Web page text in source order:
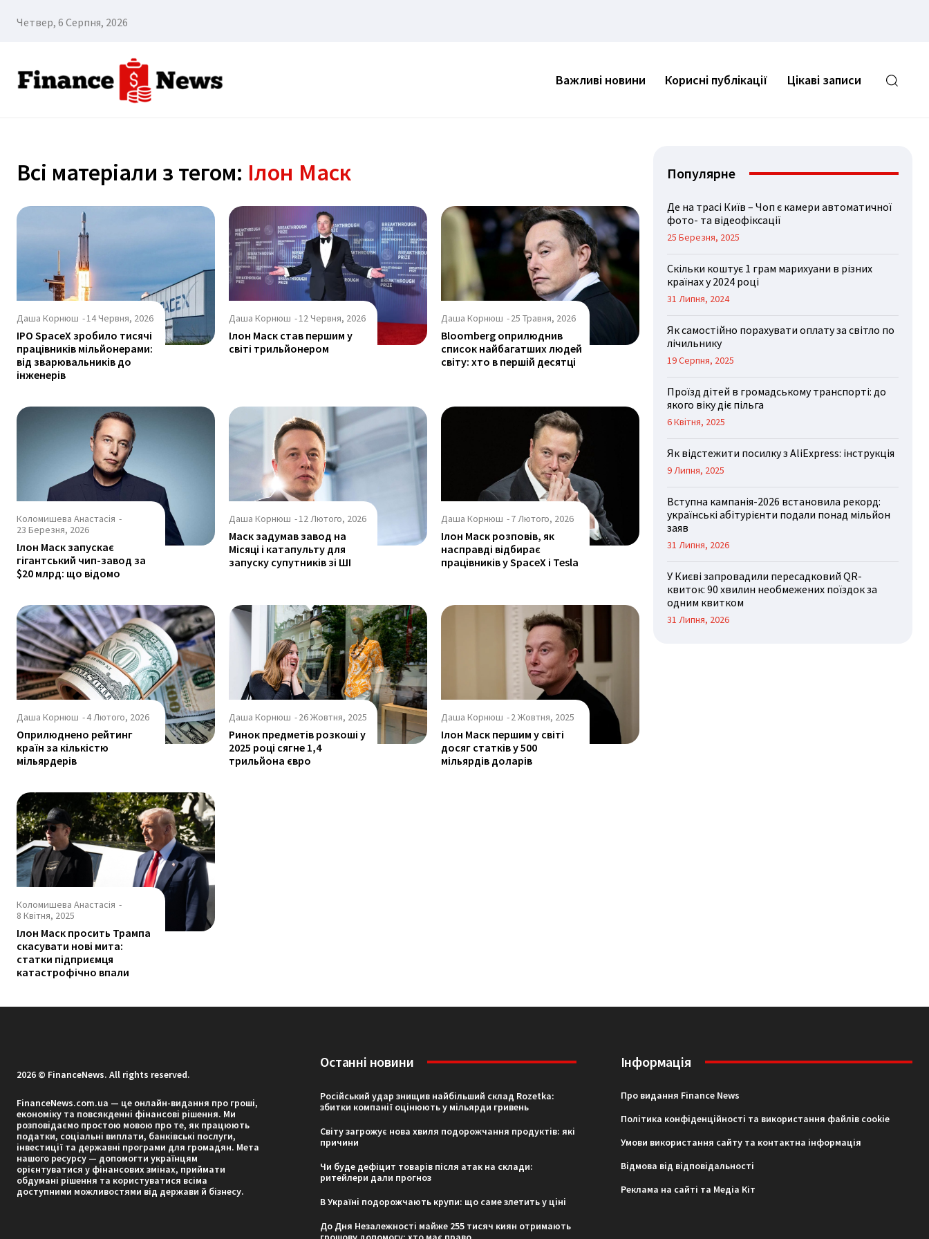
Четвер, 6 Серпня, 2026
Важливі новини Корисні публікації Цікаві записи
Всі матеріали з тегом: Ілон Маск
Даша Корнюш -14 Червня, 2026
IPO SpaceX зробило тисячі
працівників мільйонерами:
від зварювальників до
інженерів
Даша Корнюш -12 Червня, 2026
Ілон Маск став першим у
світі трильйонером
Даша Корнюш -25 Травня, 2026
Bloomberg оприлюднив
список найбагатших людей
світу: хто в першій десятці
Коломишева Анастасія -
23 Березня, 2026
Ілон Маск запускає
гігантський чип-завод за
$20 млрд: що відомо
Даша Корнюш -12 Лютого, 2026
Маск задумав завод на
Місяці і катапульту для
запуску супутників зі ШІ
Даша Корнюш -7 Лютого, 2026
Ілон Маск розповів, як
насправді відбирає
працівників у SpaceX і Tesla
Даша Корнюш -4 Лютого, 2026
Оприлюднено рейтинг
країн за кількістю
мільярдерів
Даша Корнюш -26 Жовтня, 2025
Ринок предметів розкоші у
2025 році сягне 1,4
трильйона євро
Даша Корнюш -2 Жовтня, 2025
Ілон Маск першим у світі
досяг статків у 500
мільярдів доларів
Коломишева Анастасія -
8 Квітня, 2025
Ілон Маск просить Трампа
скасувати нові мита:
статки підприємця
катастрофічно впали
Популярне
Де на трасі Київ – Чоп є камери автоматичної
фото- та відеофіксації
25 Березня, 2025
Скільки коштує 1 грам марихуани в різних
країнах у 2024 році
31 Липня, 2024
Як самостійно порахувати оплату за світло по
лічильнику
19 Серпня, 2025
Проїзд дітей в громадському транспорті: до
якого віку діє пільга
6 Квітня, 2025
Як відстежити посилку з AliExpress: інструкція
9 Липня, 2025
Вступна кампанія-2026 встановила рекорд:
українські абітурієнти подали понад мільйон
заяв
31 Липня, 2026
У Києві запровадили пересадковий QR-
квиток: 90 хвилин необмежених поїздок за
одним квитком
31 Липня, 2026
2026 © FinanceNews. All rights reserved.
FinanceNews.com.ua — це онлайн-видання про гроші,
економіку та повсякденні фінансові рішення. Ми
розповідаємо простою мовою про те, як працюють
податки, соціальні виплати, банківські послуги,
інвестиції та державні програми для громадян. Мета
нашого ресурсу — допомогти українцям
орієнтуватися у фінансових змінах, приймати
обдумані рішення та користуватися всіма
доступними можливостями від держави й бізнесу.
Останні новини
Російський удар знищив найбільший склад Rozetka:
збитки компанії оцінюють у мільярди гривень
Світу загрожує нова хвиля подорожчання продуктів: які
причини
Чи буде дефіцит товарів після атак на склади:
ритейлери дали прогноз
В Україні подорожчають крупи: що саме злетить у ціні
До Дня Незалежності майже 255 тисяч киян отримають
Інформація
Про видання Finance News
Політика конфіденційності та використання файлів cookie
Умови використання сайту та контактна інформація
Відмова від відповідальності
Реклама на сайті та Медіа Кіт